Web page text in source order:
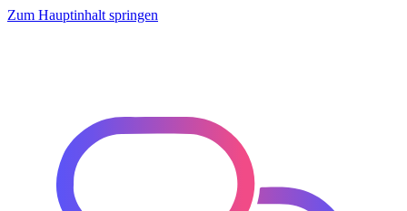
Zum Hauptinhalt springen